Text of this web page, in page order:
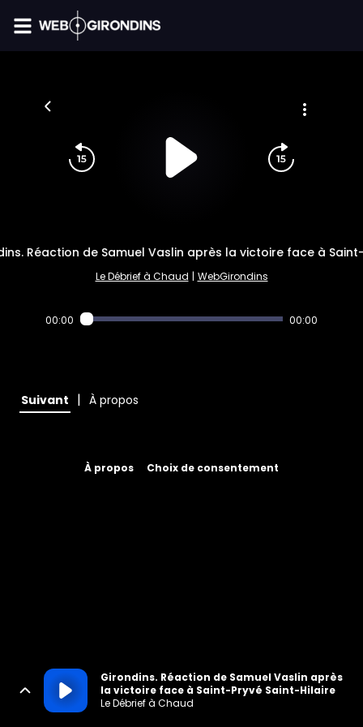
Réaction de Samuel Vaslin après la victoire face à
Le Débrief à Chaud | WebGirondins
00:00 00:00
Suivant | À propos
À propos Choix de consentement
Girondins. Réaction de Samuel Vaslin après
la victoire face à Saint-Pryvé Saint-Hilaire
Le Débrief à Chaud